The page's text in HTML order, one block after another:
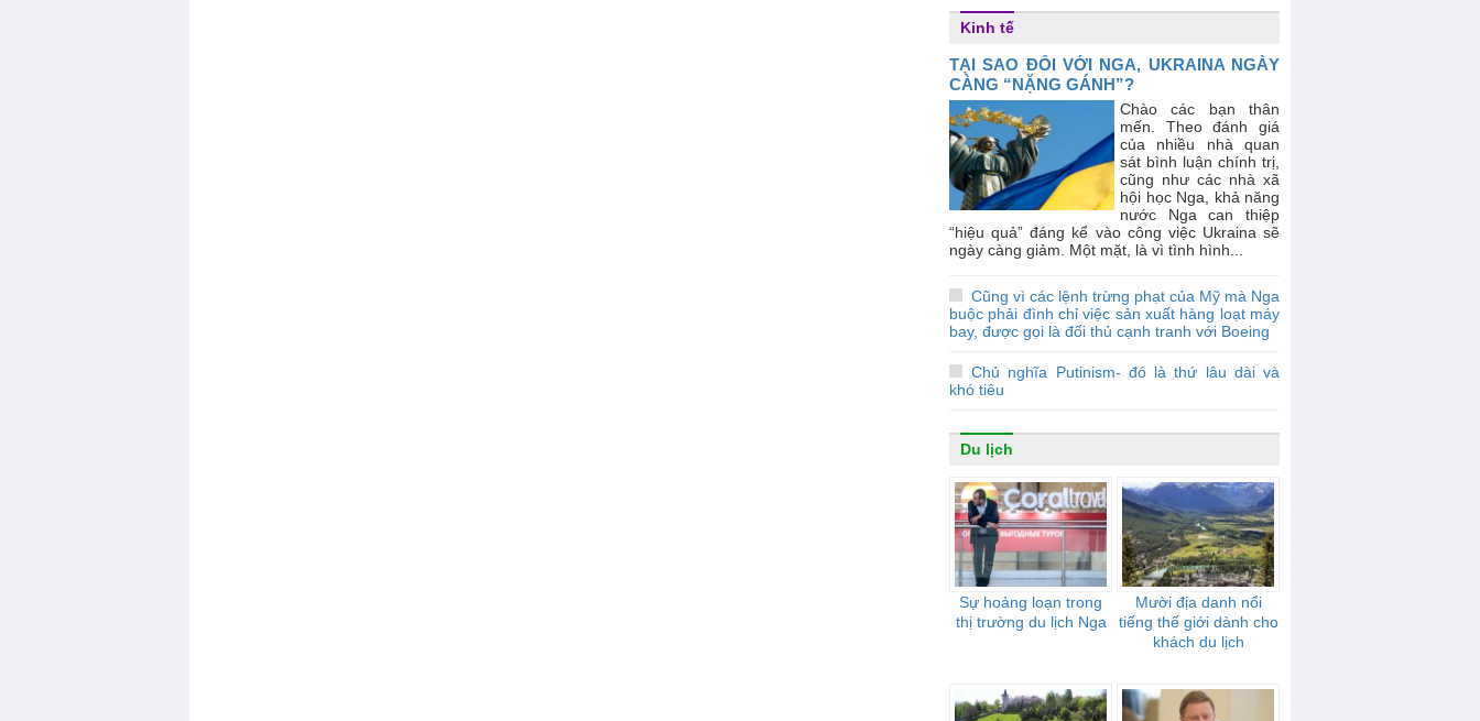
Kinh tế
TẠI SAO ĐỐI VỚI NGA, UKRAINA NGÀY
CÀNG “NẶNG GÁNH”?
Chào các bạn thân
mến. Theo đánh giá
của nhiều nhà quan
sát bình luận chính trị,
cũng như các nhà xã
hội học Nga, khả năng
nước Nga can thiệp
“hiệu quả” đáng kể vào công việc Ukraina sẽ
ngày càng giảm. Một mặt, là vì tình hình...
Cũng vì các lệnh trừng phạt của Mỹ mà Nga
buộc phải đình chỉ việc sản xuất hàng loạt máy
bay, được gọi là đối thủ cạnh tranh với Boeing
Chủ nghĩa Putinism- đó là thứ lâu dài và
khó tiêu
Du lịch
Sự hoảng loạn trong
thị trường du lịch Nga
Mười địa danh nổi
tiếng thế giới dành cho
khách du lịch